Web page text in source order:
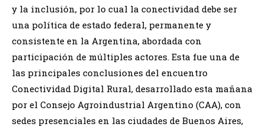
y la inclusión, por lo cual la conectividad debe ser
una política de estado federal, permanente y
consistente en la Argentina, abordada con
participación de múltiples actores. Esta fue una de
las principales conclusiones del encuentro
Conectividad Digital Rural, desarrollado esta mañana
por el Consejo Agroindustrial Argentino (CAA), con
sedes presenciales en las ciudades de Buenos Aires,